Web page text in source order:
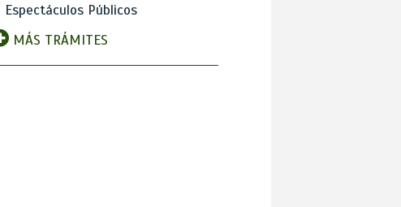
Espectáculos Públicos
MÁS TRÁMITES